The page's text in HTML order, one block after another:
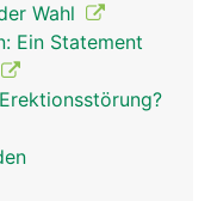
Wahl
Ein Statement